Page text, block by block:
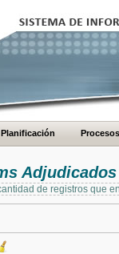
Planificación Procesos
Adjudicados
de registros que